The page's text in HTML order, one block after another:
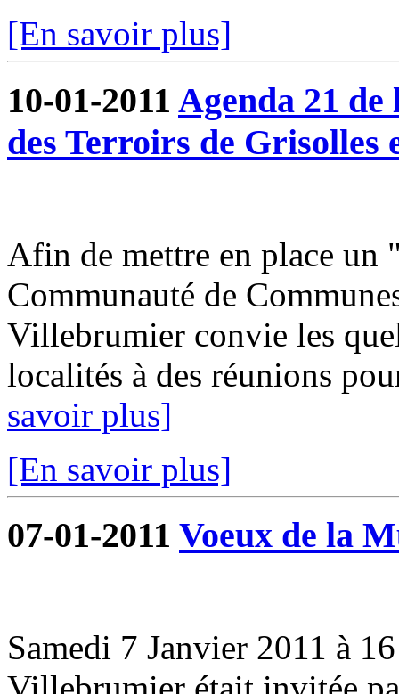
[En savoir plus]
10-01-2011 Agenda 21
des Terroirs de
Afin de mettre en place un
Communauté de
Villebrumier convie les
localités à des réunions
savoir plus]
[En savoir plus]
07-01-2011 Voeux de la
Samedi 7 Janvier 2011 à